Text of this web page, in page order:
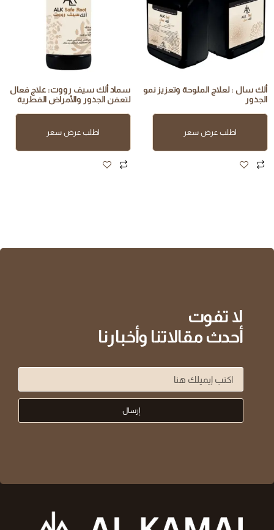
ألك سال : لعلاج الملوحة وتعزيز نمو
الجذور
اطلب عرض سعر
سماد ألك سيف رووت: علاج فعال
لتعفن الجذور والأمراض الفطرية
اطلب عرض سعر
لا تفوت
أحدث مقالاتنا وأخبارنا
إرسال